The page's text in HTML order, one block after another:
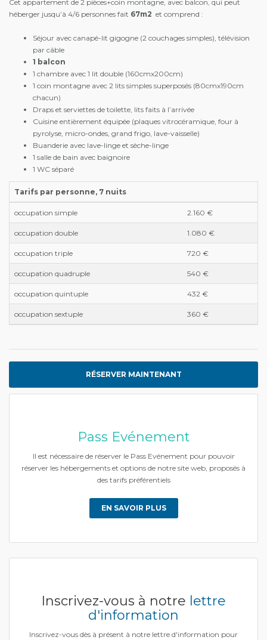
Cet appartement de 2 pièces+coin montagne, avec balcon, qui peut
héberger jusqu’à 4/6 personnes fait 67m2 et comprend :
Séjour avec canapé-lit gigogne (2 couchages simples), télévision
par câble
1 balcon
1 chambre avec 1 lit double (160cmx200cm)
1 coin montagne avec 2 lits simples superposés (80cmx190cm
chacun)
Draps et serviettes de toilette, lits faits à l’arrivée
Cuisine entièrement équipée (plaques vitrocéramique, four à
pyrolyse, micro-ondes, grand frigo, lave-vaisselle)
Buanderie avec lave-linge et sèche-linge
1 salle de bain avec baignoire
1 WC séparé
Tarifs par personne, 7 nuits
occupation simple 2.160 €
occupation double 1.080 €
occupation triple 720 €
occupation quadruple 540 €
occupation quintuple 432 €
occupation sextuple 360 €
RÉSERVER MAINTENANT
Pass Evénement
Il est nécessaire de réserver le Pass Evénement pour pouvoir
réserver les hébergements et options de notre site web, proposés à
des tarifs préférentiels
EN SAVOIR PLUS
Inscrivez-vous à notre lettre
d'information
Inscrivez-vous dès à présent à notre lettre d'information pour